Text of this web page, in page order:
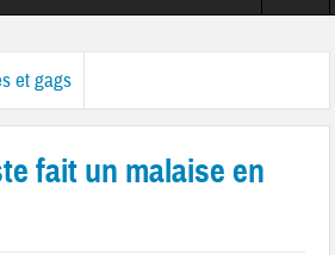
et gags
fait un malaise en